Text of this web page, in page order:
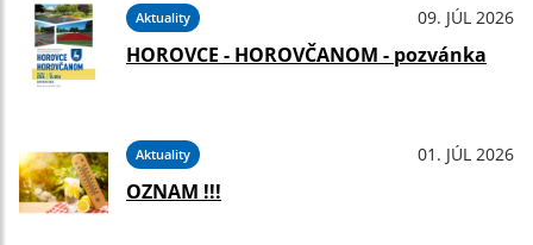
Aktuality 09. JÚL 2026
HOROVCE - HOROVČANOM - pozvánka
Aktuality 01. JÚL 2026
OZNAM !!!